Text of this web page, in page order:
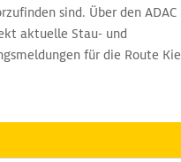
sind. Über den
aktuelle Stau- und
für die Route